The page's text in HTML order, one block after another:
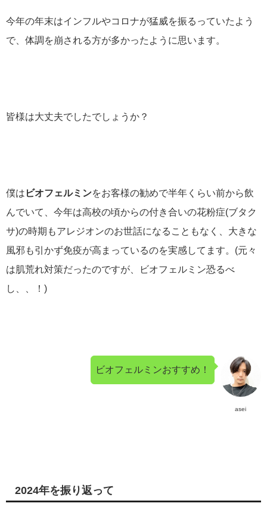
今年の年末はインフルやコロナが猛威を振るっていたよう
で、体調を崩される方が多かったように思います。
皆様は大丈夫でしたでしょうか？
僕は ビオフェルミンをお客様の勧めで半年くらい前から飲
んでいて、今年は高校の頃からの付き合いの花粉症(ブタク
サ)の時期もアレジオンのお世話になることもなく、大きな
風邪も引かず免疫が高まっているのを実感してます。(元々
は肌荒れ対策だったのですが、ビオフェルミン恐るべ
し、、！)
asei
ビオフェルミンおすすめ！
2024年を振り返って